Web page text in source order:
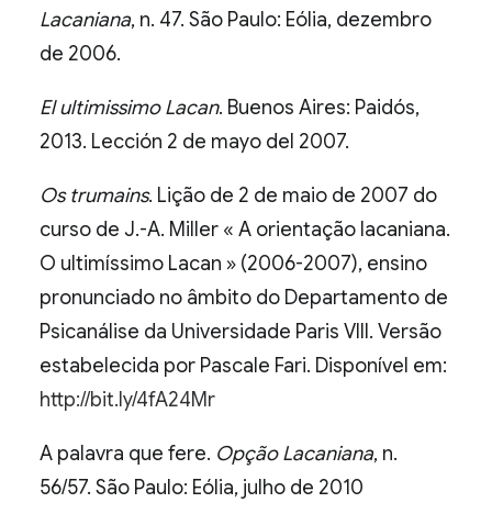
Lacaniana, n. 47. São Paulo: Eólia, dezembro
de 2006.
El ultimissimo Lacan. Buenos Aires: Paidós,
2013. Lección 2 de mayo del 2007.
Os trumains. Lição de 2 de maio de 2007 do
curso de J.-A. Miller « A orientação lacaniana.
O ultimíssimo Lacan » (2006-2007), ensino
pronunciado no âmbito do Departamento de
Psicanálise da Universidade Paris VIII. Versão
estabelecida por Pascale Fari. Disponível em:
http://bit.ly/4fA24Mr
A palavra que fere. Opção Lacaniana, n.
56/57. São Paulo: Eólia, julho de 2010